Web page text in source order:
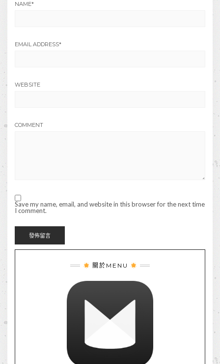
NAME*
EMAIL ADDRESS*
WEBSITE
COMMENT
Save my name, email, and website in this browser for the next time
I comment.
關於MENU